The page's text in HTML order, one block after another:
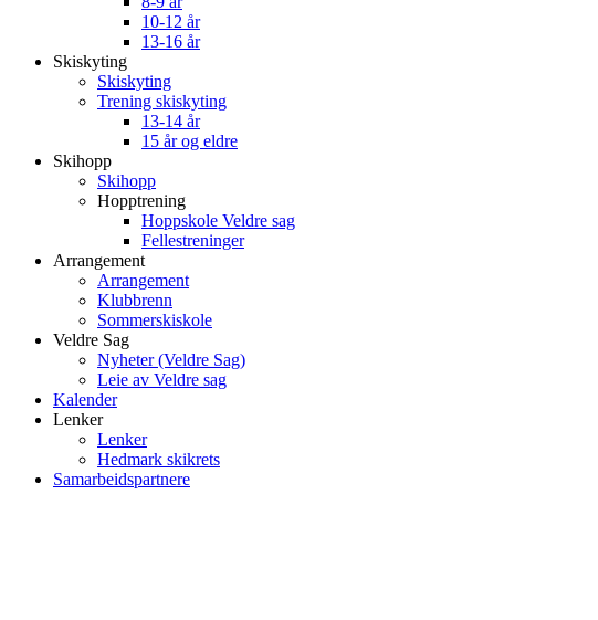
10-12 år
13-16 år
Skiskyting
Skiskyting
Trening skiskyting
13-14 år
15 år og eldre
Skihopp
Skihopp
Hopptrening
Hoppskole Veldre sag
Fellestreninger
Arrangement
Arrangement
Klubbrenn
Sommerskiskole
Veldre Sag
Nyheter (Veldre Sag)
Leie av Veldre sag
Kalender
Lenker
Lenker
Hedmark skikrets
Samarbeidspartnere